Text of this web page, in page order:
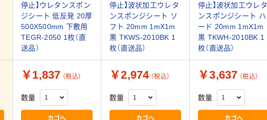
停止】ウレタンスポン
ジシート 低反発 20厚
500X500mm 下敷用
TEGR-2050 1枚（直
送品）
停止】波状加工ウレタ
ンスポンジシート ソ
フト 20mm 1mX1m
黒 TKWS-2010BK 1
枚（直送品）
停止】波状加工ウレタ
ンスポンジシート ハ
ード 20mm 1mX1m
黒 TKWH-2010BK 1
枚（直送品）
￥1,837 （税込）
数量
カゴへ
￥2,974 （税込）
数量
カゴへ
￥3,637 （税込）
数量
カゴへ